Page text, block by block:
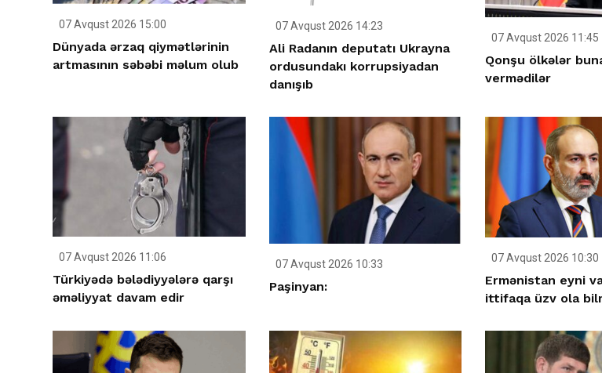
07 Avqust 2026 15:00
Dünyada ərzaq qiymətlərinin
artmasının səbəbi məlum olub
07 Avqust 2026 14:23
Ali Radanın deputatı Ukrayna
ordusundakı korrupsiyadan
danışıb
07 Avqust 2026 11:45
Qonşu ölkələr
vermədilər
07 Avqust 2026 11:06
Türkiyədə bələdiyyələrə qarşı
əməliyyat davam edir
07 Avqust 2026 10:33
Paşinyan:
07 Avqust 2026 10:30
Ermənistan eyni
ittifaqa üzv ola